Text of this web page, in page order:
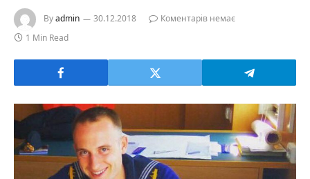
Byadmin 30.12.2018
Коментарів немає
1 Min Read